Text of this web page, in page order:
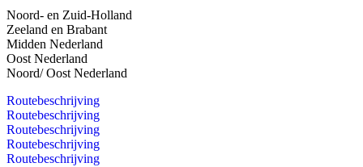
Noord- en Zuid-Holland
Zeeland en Brabant
Midden Nederland
Oost Nederland
Noord/ Oost Nederland
Routebeschrijving
Routebeschrijving
Routebeschrijving
Routebeschrijving
Routebeschrijving